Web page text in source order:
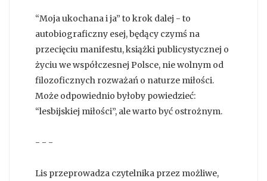
“Moja ukochana i ja” to krok dalej - to
autobiograficzny esej, będący czymś na
przecięciu manifestu, książki publicystycznej o
życiu we współczesnej Polsce, nie wolnym od
filozoficznych rozważań o naturze miłości.
Może odpowiednio byłoby powiedzieć:
“lesbijskiej miłości”, ale warto być ostrożnym.
- - -
Lis przeprowadza czytelnika przez możliwe,